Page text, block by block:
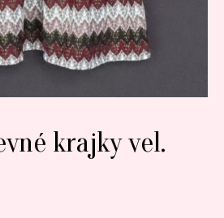
krajky vel.